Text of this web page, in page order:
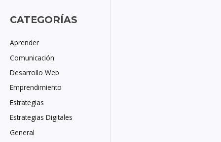
CATEGORÍAS
Aprender
Comunicación
Desarrollo Web
Emprendimiento
Estrategias
Estrategias Digitales
General